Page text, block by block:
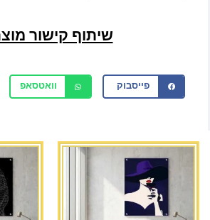
שיתוף קישור
פייסבוק וואטסאפ